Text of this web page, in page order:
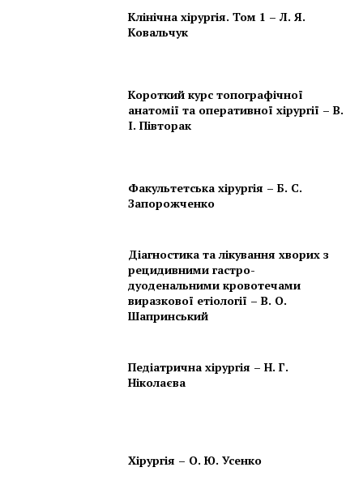
Клінічна хірургія. Том 1 – Л. Я.
Ковальчук
Короткий курс топографічної
анатомії та оперативної хірургії – В.
І. Півторак
Факультетська хірургія – Б. С.
Запорожченко
Діагностика та лікування хворих з
рецидивними гастро-
дуоденальними кровотечами
виразкової етіології – В. О.
Шапринський
Педіатрична хірургія – Н. Г.
Ніколаєва
Хірургія – О. Ю. Усенко